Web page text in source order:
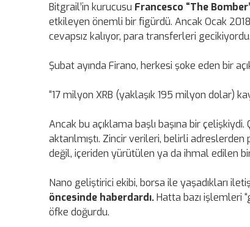
Bitgrail’in kurucusu Francesco “The
etkileyen önemli bir figürdü. Ancak Ocak
cevapsız kalıyor, para transferleri gecikiyordu.
Şubat ayında Firano, herkesi şoke eden bir
“17 milyon XRB (yaklaşık 195 milyon dolar)
Ancak bu açıklama başlı başına bir
aktarılmıştı. Zincir verileri, belirli
değil, içeriden yürütülen ya da ihmal edilen
Nano geliştirici ekibi, borsa ile yaşadıkları
öncesinde haberdardı.Hatta bazı işlemleri
öfke doğurdu.